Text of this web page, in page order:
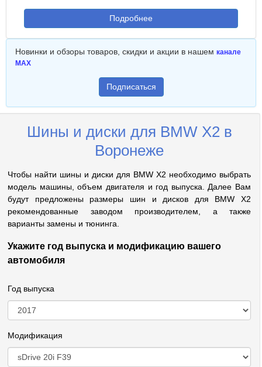
Подробнее
Новинки и обзоры товаров, скидки и акции в нашем канале
MAX
Подписаться
Шины и диски для BMW X2 в
Воронеже
Чтобы найти шины и диски для BMW X2 необходимо выбрать
модель машины, объем двигателя и год выпуска. Далее Вам
будут предложены размеры шин и дисков для BMW X2
рекомендованные заводом производителем, а также
варианты замены и тюнинга.
Укажите год выпуска и модификацию вашего
автомобиля
Год выпуска
Модификация